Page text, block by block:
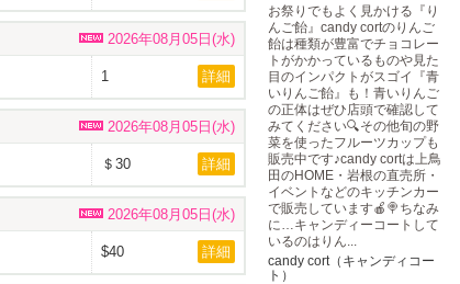
2026年08月05日(水)
1 詳細
2026年08月05日(水)
＄30 詳細
2026年08月05日(水)
$40 詳細
お祭りでもよく見かける『り
んご飴』candy cortのりんご
飴は種類が豊富でチョコレー
トがかかっているものや見た
目のインパクトがスゴイ『青
いりんご飴』も！青いりんご
の正体はぜひ店頭で確認して
みてください🔍その他旬の野
菜を使ったフルーツカップも
販売中です♪candy cortは上鳥
田のHOME・岩根の直売所・
イベントなどのキッチンカー
で販売しています🍎🍭ちなみ
に…キャンディーコートして
いるのはりん...
candy cort（キャンディコー
ト）